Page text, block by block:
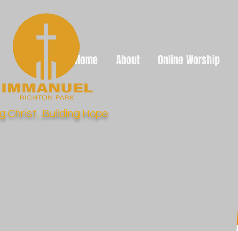
Christ...Building Hope
Home About Online Worship